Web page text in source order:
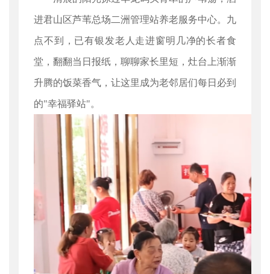
进君山区芦苇总场二洲管理站养老服务中心。九
点不到，已有银发老人走进窗明几净的长者食
堂，翻翻当日报纸，聊聊家长里短，灶台上渐渐
升腾的饭菜香气，让这里成为老邻居们每日必到
的"幸福驿站"。